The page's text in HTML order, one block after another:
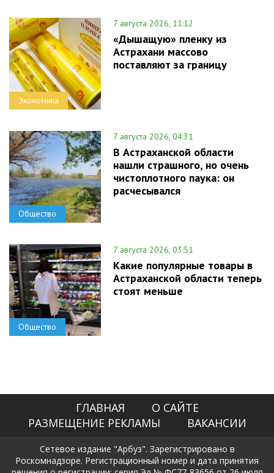
Экономика
7 августа 2026, 11:12
«Дышащую» пленку из
Астрахани массово
поставляют за границу
Общество
7 августа 2026, 04:31
В Астраханской области
нашли страшного, но очень
чистоплотного паука: он
расчесывался
Общество
7 августа 2026, 03:51
Какие популярные товары в
Астраханской области теперь
стоят меньше
ГЛАВНАЯ
О САЙТЕ
РАЗМЕЩЕНИЕ РЕКЛАМЫ
ВАКАНСИИ
Сетевое издание "Арбуз". Зарегистрировано в
Роскомнадзоре. Регистрационный номер и дата принятия